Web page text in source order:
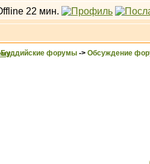
Буддийские форумы -> Обсуждение